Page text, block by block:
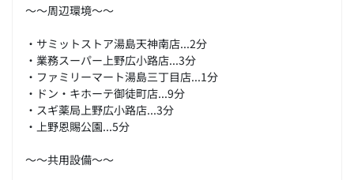
～～周辺環境～～
・サミットストア湯島天神南店...2分
・業務スーパー上野広小路店...3分
・ファミリーマート湯島三丁目店...1分
・ドン・キホーテ御徒町店...9分
・スギ薬局上野広小路店...3分
・上野恩賜公園...5分
～～共用設備～～